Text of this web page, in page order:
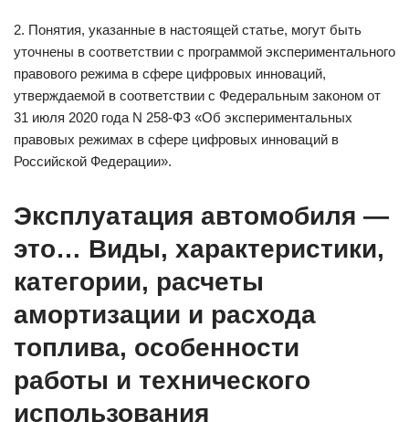
2. Понятия, указанные в настоящей статье, могут быть
уточнены в соответствии с программой экспериментального
правового режима в сфере цифровых инноваций,
утверждаемой в соответствии с Федеральным законом от
31 июля 2020 года N 258-ФЗ «Об экспериментальных
правовых режимах в сфере цифровых инноваций в
Российской Федерации».
Эксплуатация автомобиля —
это… Виды, характеристики,
категории, расчеты
амортизации и расхода
топлива, особенности
работы и технического
использования